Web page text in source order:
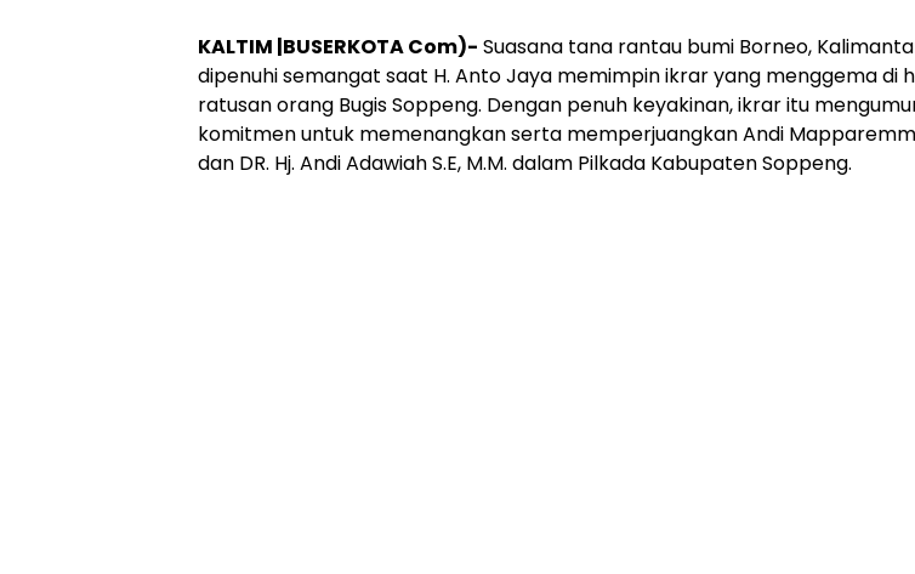
KALTIM |BUSERKOTA Com)- Suasana tana rantau bumi Borneo,
dipenuhi semangat saat H. Anto Jaya memimpin ikrar yang menggema di
ratusan orang Bugis Soppeng. Dengan penuh keyakinan, ikrar itu
komitmen untuk memenangkan serta memperjuangkan Andi Mapparemma
dan DR. Hj. Andi Adawiah S.E, M.M. dalam Pilkada Kabupaten Soppeng.